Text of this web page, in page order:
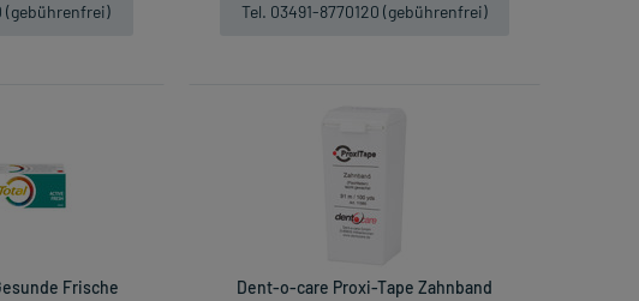
(gebührenfrei)
Tel. 03491-8770120 (gebührenfrei)
Frische
Dent-o-care Proxi-Tape Zahnband